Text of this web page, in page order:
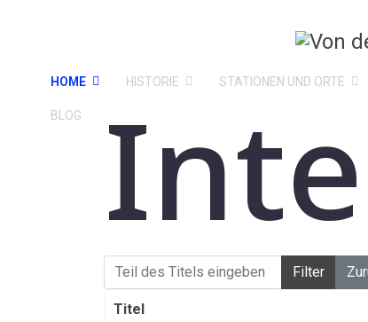
HOME HISTORIE STATIONEN UND ORTE
BLOG
Teil des Titels eingeben Filter
Titel